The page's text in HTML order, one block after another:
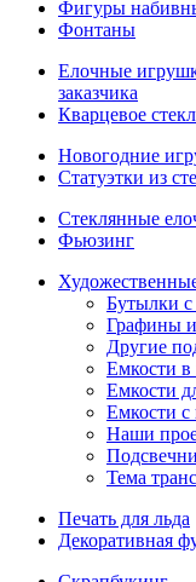
Фигуры
Фонтаны
Елочные
заказчика
Кварцевое
Новогодние
Статуэтки из
Стеклянные
Фьюзинг
Бутылки
Графины
Другие
Емкости
Емкости
Емкости с
Наши
Тема
Печать для льда
Декоративная